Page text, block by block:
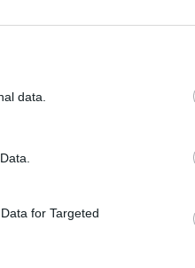
data.
for Targeted
τοπική
συνεργούς
σε οικία
χρυσαφικά,
Τρίπολης,
το Τμήμα